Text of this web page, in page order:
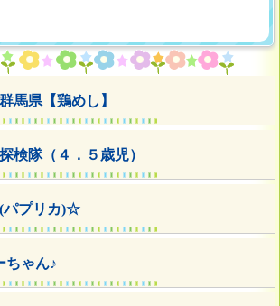
県【鶏めし】
検隊（４．５歳児）
パプリカ)☆
ちゃん♪